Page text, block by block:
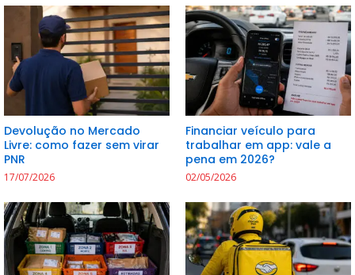
Devolução no Mercado
Livre: como fazer sem virar
PNR
17/07/2026
Financiar veículo para
trabalhar em app: vale a
pena em 2026?
02/05/2026